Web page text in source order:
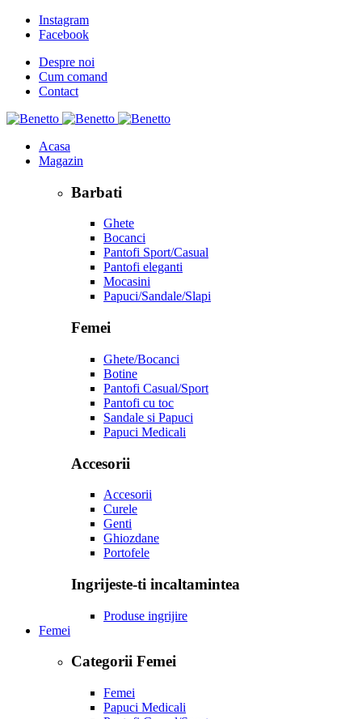
Instagram
Facebook
Despre noi
Cum comand
Contact
Acasa
Magazin
Barbati
Ghete
Bocanci
Pantofi Sport/Casual
Pantofi eleganti
Mocasini
Papuci/Sandale/Slapi
Femei
Ghete/Bocanci
Botine
Pantofi Casual/Sport
Pantofi cu toc
Sandale si Papuci
Papuci Medicali
Accesorii
Accesorii
Curele
Genti
Ghiozdane
Portofele
Ingrijeste-ti incaltamintea
Produse ingrijire
Femei
Categorii Femei
Femei
Papuci Medicali